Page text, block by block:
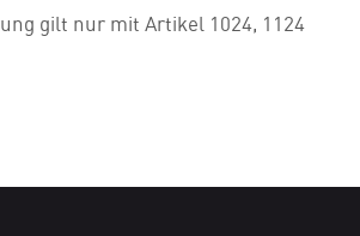
gilt nur mit Artikel 1024, 1124